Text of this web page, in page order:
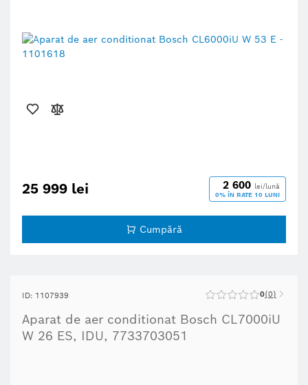
25 999 lei 2 600 lei/lună
0% ÎN RATE 10 LUNI
Cumpără
ID: 1107939 0 0
Aparat de aer conditionat Bosch CL7000iU
W 26 ES, IDU, 7733703051